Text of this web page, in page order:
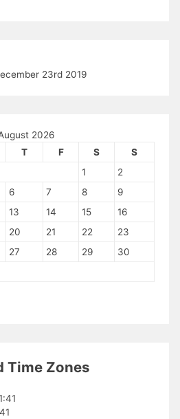
23rd 2019
2026
T F S
S
1
2
6 7 8
9
13 14 15
16
20 21 22
23
27 28 29
30
Time Zones